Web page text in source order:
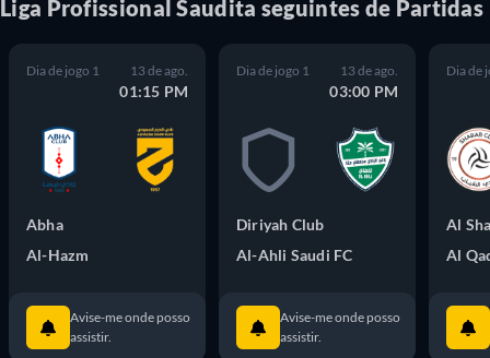
Liga Profissional Saudita seguintes de Partidas
Dia de jogo 1 13 de ago.
01:15 PM
Abha
Al-Hazm
Avise-me onde posso
assistir.
Dia de jogo 1 13 de ago.
03:00 PM
Diriyah Club
Al-Ahli Saudi FC
Avise-me onde posso
assistir.
Dia de
Al
Al